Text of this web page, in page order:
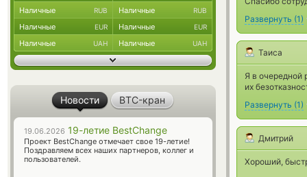
Развернуть (1)
Таиса
Я в очередной
их
Развернуть (1)
Дмитрий
Хороший,
Наличные RUB Наличные RUB
Наличные EUR Наличные EUR
Наличные UAH Наличные UAH
Новости BTC-кран
19.06.2026 19-летие BestChange
Проект BestChange отмечает свое 19-летие!
Поздравляем всех наших партнеров, коллег и
пользователей.